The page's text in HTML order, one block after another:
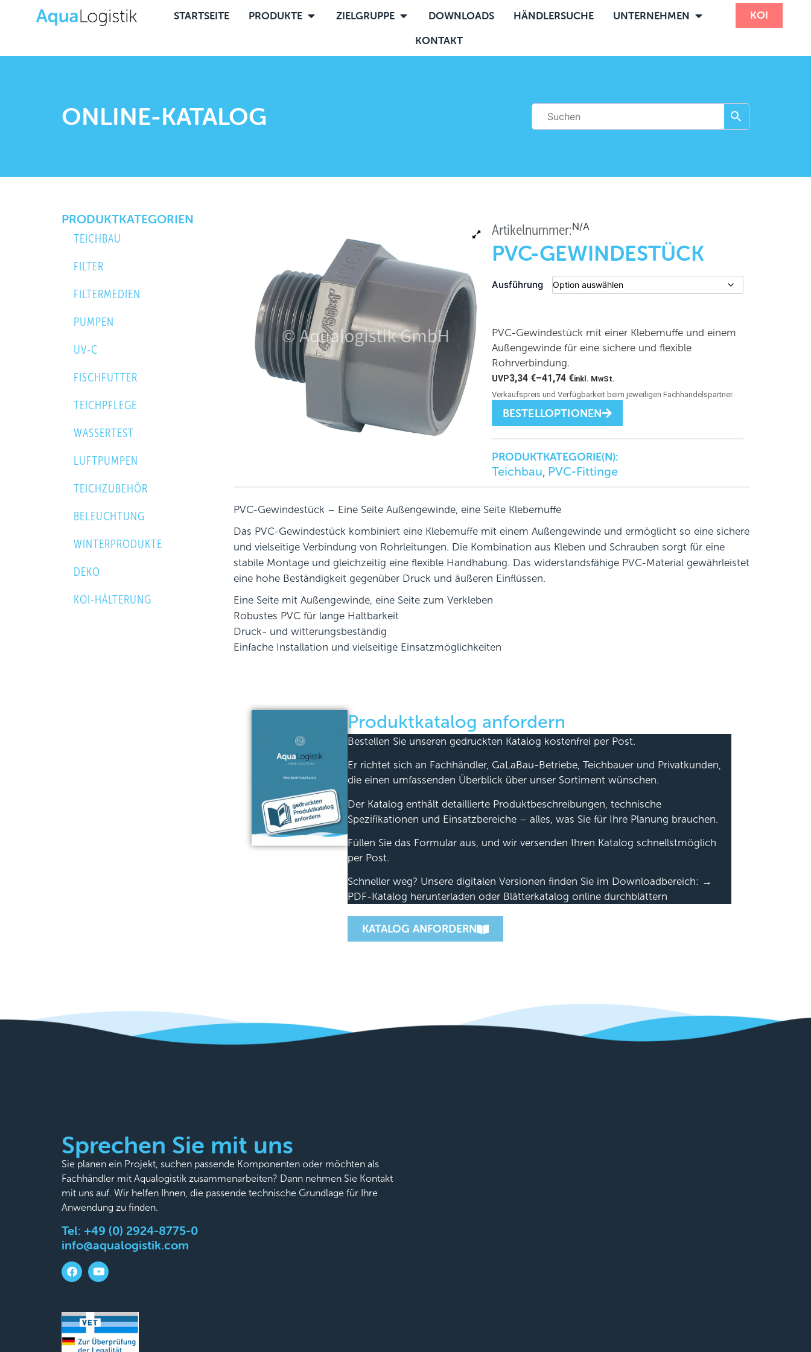
STARTSEITE PRODUKTE ZIELGRUPPE DOWNLOADS HÄNDLERSUCHE
UNTERNEHMEN
KONTAKT
KOI
ONLINE-KATALOG
PRODUKTKATEGORIEN
TEICHBAU
FILTER
FILTERMEDIEN
PUMPEN
UV-C
FISCHFUTTER
TEICHPFLEGE
WASSERTEST
LUFTPUMPEN
TEICHZUBEHÖR
BELEUCHTUNG
WINTERPRODUKTE
DEKO
KOI-HÄLTERUNG
Artikelnummer:N/A
PVC-GEWINDESTÜCK
Ausführung
PVC-Gewindestück mit einer Klebemuffe und einem
Außengewinde für eine sichere und flexible
Rohrverbindung.
3,34 €–41,74 €inkl. MwSt.
BESTELLOPTIONEN
PRODUKTKATEGORIE(N):
Teichbau, PVC-Fittinge
PVC-Gewindestück – Eine Seite Außengewinde, eine Seite Klebemuffe
Das PVC-Gewindestück kombiniert eine Klebemuffe mit einem Außengewinde und ermöglicht so eine sichere
und vielseitige Verbindung von Rohrleitungen. Die Kombination aus Kleben und Schrauben sorgt für eine
stabile Montage und gleichzeitig eine flexible Handhabung. Das widerstandsfähige PVC-Material gewährleistet
eine hohe Beständigkeit gegenüber Druck und äußeren Einflüssen.
Eine Seite mit Außengewinde, eine Seite zum Verkleben
Robustes PVC für lange Haltbarkeit
Druck- und witterungsbeständig
Einfache Installation und vielseitige Einsatzmöglichkeiten
Produktkatalog anfordern
Bestellen Sie unseren gedruckten Katalog kostenfrei per Post.
Er richtet sich an Fachhändler, GaLaBau-Betriebe, Teichbauer und Privatkunden,
die einen umfassenden Überblick über unser Sortiment wünschen.
Der Katalog enthält detaillierte Produktbeschreibungen, technische
Spezifikationen und Einsatzbereiche – alles, was Sie für Ihre Planung brauchen.
Füllen Sie das Formular aus, und wir versenden Ihren Katalog schnellstmöglich
per Post.
Schneller weg? Unsere digitalen Versionen finden Sie im Downloadbereich: →
PDF-Katalog herunterladen oder Blätterkatalog online durchblättern
KATALOG ANFORDERN
Sprechen Sie mit uns
Sie planen ein Projekt, suchen passende Komponenten oder möchten als
Fachhändler mit Aqualogistik zusammenarbeiten? Dann nehmen Sie Kontakt
mit uns auf. Wir helfen Ihnen, die passende technische Grundlage für Ihre
Anwendung zu finden.
Tel: +49 (0) 2924-8775-0
info@aqualogistik.com